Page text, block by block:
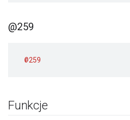
@259
@259
Funkcje